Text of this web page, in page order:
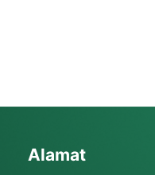
Alamat